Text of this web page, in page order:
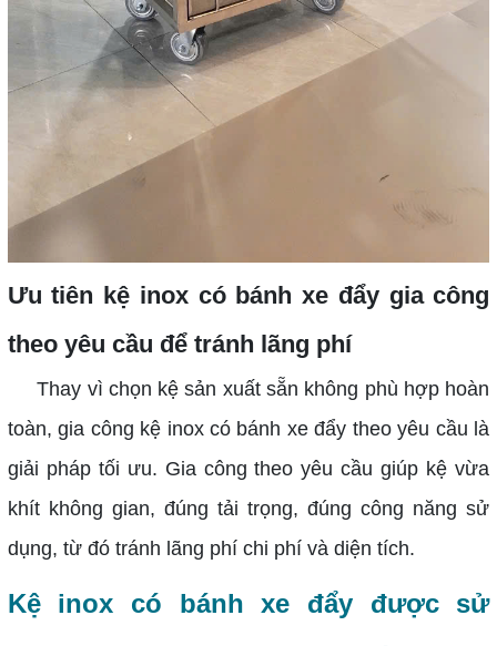
Ưu tiên kệ inox có bánh xe đẩy gia công
theo yêu cầu để tránh lãng phí
Thay vì chọn kệ sản xuất sẵn không phù hợp hoàn
toàn, gia công kệ inox có bánh xe đẩy theo yêu cầu là
giải pháp tối ưu. Gia công theo yêu cầu giúp kệ vừa
khít không gian, đúng tải trọng, đúng công năng sử
dụng, từ đó tránh lãng phí chi phí và diện tích.
Kệ inox có bánh xe đẩy được sử